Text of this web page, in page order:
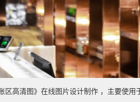
区高清图》在线图片设计制作 ，主要使